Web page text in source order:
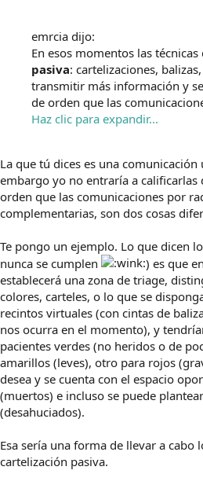
emrcia dijo:
En esos momentos las técnicas
pasiva: cartelizaciones,
transmitir más información y
de orden que las
Haz clic para expandir...
La que tú dices es una comunicación
embargo yo no entraría a calificarlas
orden que las comunicaciones por
complementarias, son dos cosas
Te pongo un ejemplo. Lo que dicen
nunca se cumplen
) es que
establecerá una zona de triage,
colores, carteles, o lo que se
recintos virtuales (con cintas de
nos ocurra en el momento), y
pacientes verdes (no heridos o de
amarillos (leves), otro para rojos
desea y se cuenta con el espacio
(muertos) e incluso se puede
(desahuciados).
Esa sería una forma de llevar a cabo
cartelización pasiva.